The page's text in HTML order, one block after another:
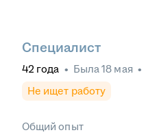
Специалист
42 года • Была18 мая •
Не ищет работу
Общий опыт